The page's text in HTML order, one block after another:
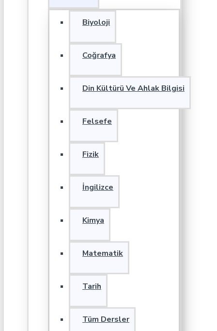
Biyoloji
Coğrafya
Din Kültürü Ve Ahlak Bilgisi
Felsefe
Fizik
İngilizce
Kimya
Matematik
Tarih
Tüm Dersler